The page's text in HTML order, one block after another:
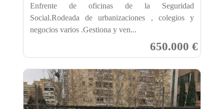
Enfrente de oficinas de la Seguridad
Social.Rodeada de urbanizaciones , colegios y
negocios varios .Gestiona y ven...
650.000 €